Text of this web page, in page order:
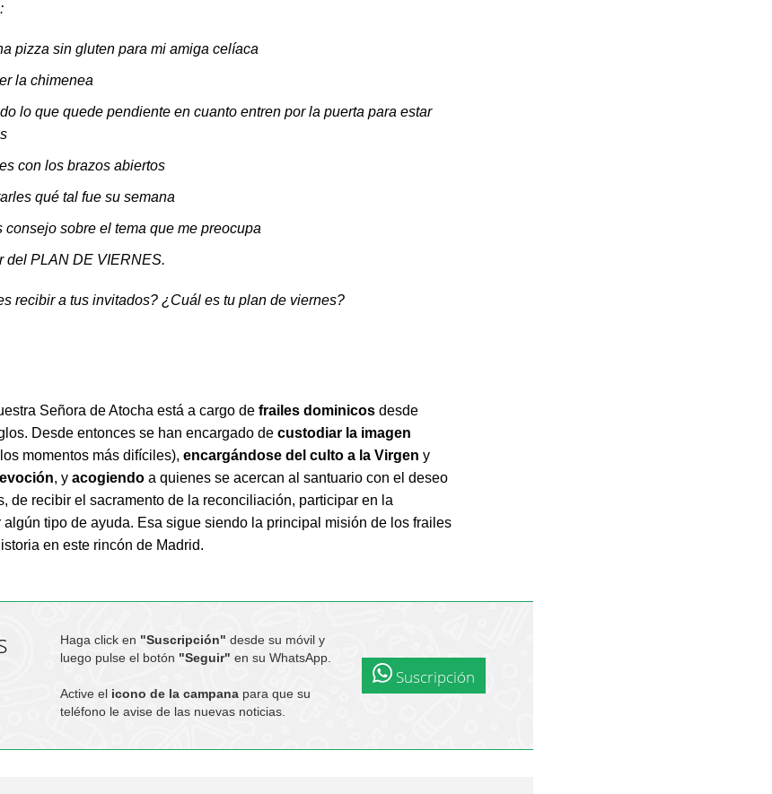
pizza sin gluten para mi amiga celíaca
la chimenea
lo que quede pendiente en cuanto entren por la puerta para estar
con los brazos abiertos
qué tal fue su semana
consejo sobre el tema que me preocupa
del PLAN DE VIERNES.
recibir a tus invitados? ¿Cuál es tu plan de viernes?
Señora de Atocha está a cargo de frailes dominicos desde
Desde entonces se han encargado decustodiar la imagen
momentos más difíciles), encargándose del culto a la Virgen y
, yacogiendo a quienes se acercan al santuario con el deseo
de recibir el sacramento de la reconciliación, participar en la
algún tipo de ayuda. Esa sigue siendo la principal misión de los frailes
en este rincón de Madrid.
Haga click en "Suscripción" desde su móvil y
luego pulse el botón "Seguir" en su WhatsApp.
Active el icono de la campanapara que su
teléfono le avise de las nuevas noticias.
Suscripción